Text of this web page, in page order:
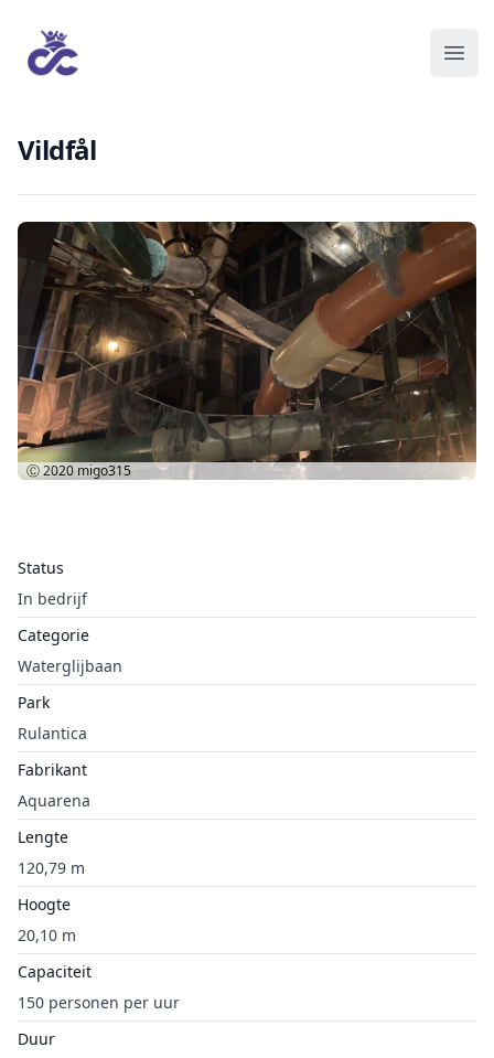
Vildfål
Status
In bedrijf
Categorie
Waterglijbaan
Park
Rulantica
Fabrikant
Aquarena
Lengte
120,79 m
Hoogte
20,10 m
Capaciteit
150 personen per uur
Duur
Ⓒ 2020 migo315